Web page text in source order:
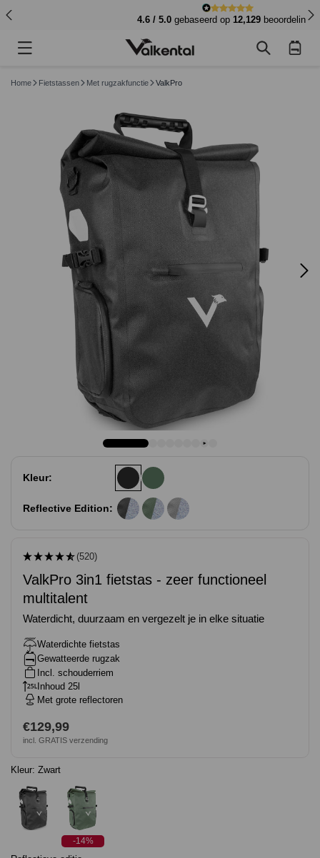
gebaseerd op12,129beoordelingen
Home Fietstassen Met rugzakfunctie ValkPro
Kleur:
Reflective Edition:
(520)
ValkPro 3in1 fietstas - zeer functioneel
multitalent
Waterdicht, duurzaam en vergezelt je in elke situatie
Waterdichte fietstas
Gewatteerde rugzak
Incl. schouderriem
Inhoud 25l
Met grote reflectoren
Normale
prijs
€129,99
incl. GRATIS verzending
Kleur: Zwart
-14%